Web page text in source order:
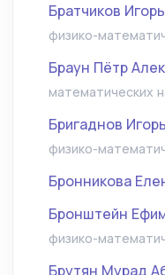
Братчиков
физико-
Браун Пётр
математических
Бригаднов
физико-
Бронникова
Бронштейн
физико-
Брутян Мурад